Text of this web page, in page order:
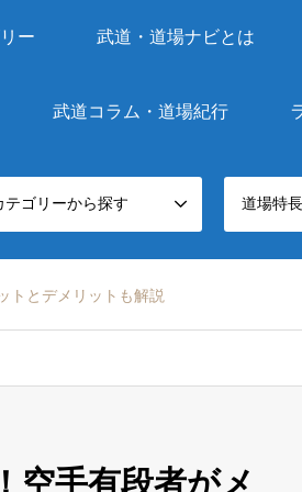
ー 武道・道場ナビとは
武道コラム・道場紀行
テゴリーから探す 道場特
トとデメリットも解説
空手有段者がメ